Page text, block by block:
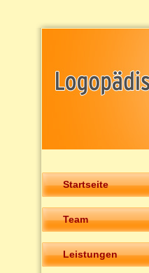
Startseite
Team
Leistungen